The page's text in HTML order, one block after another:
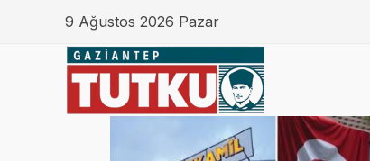
9 Ağustos 2026 Pazar